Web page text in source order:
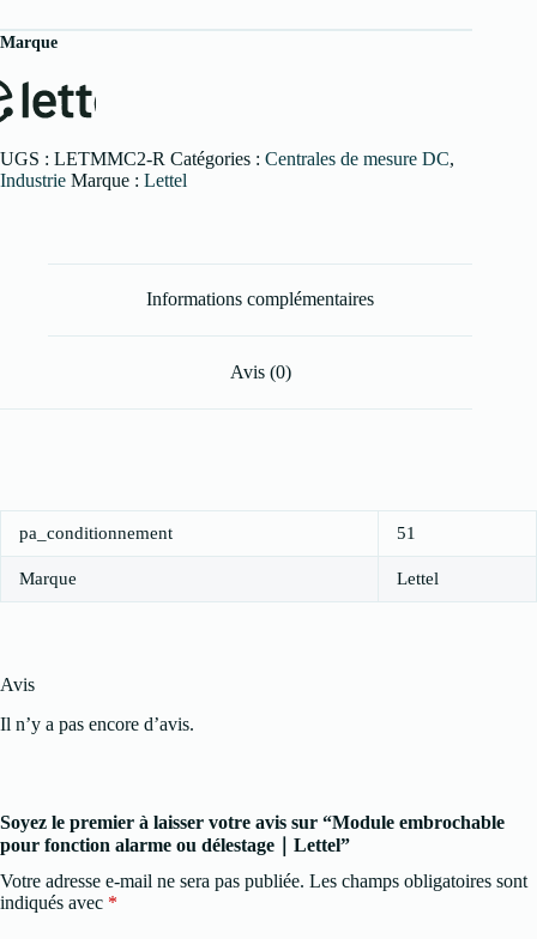
Marque
UGS : LETMMC2-R Catégories : Centrales de mesure DC,
Industrie Marque : Lettel
Informations complémentaires
Avis (0)
pa_conditionnement 51
Marque Lettel
Avis
Il n’y a pas encore d’avis.
Soyez le premier à laisser votre avis sur “Module embrochable
pour fonction alarme ou délestage｜Lettel”
Votre adresse e-mail ne sera pas publiée. Les champs obligatoires sont
indiqués avec *